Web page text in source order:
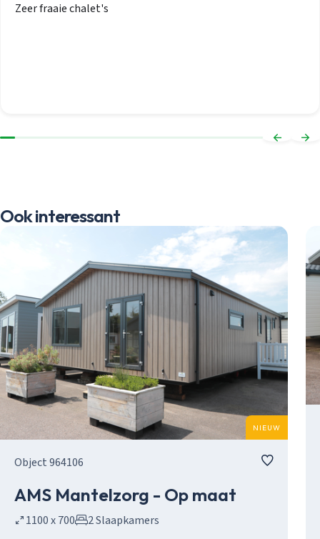
Zeer fraaie chalet's
Ook interessant
NIEUW
Object 964106
AMS Mantelzorg - Op maat
1100 x 700 2 Slaapkamers